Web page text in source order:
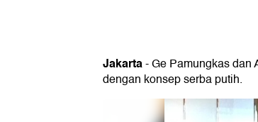
Jakarta- Ge Pamungkas dan
dengan konsep serba putih.